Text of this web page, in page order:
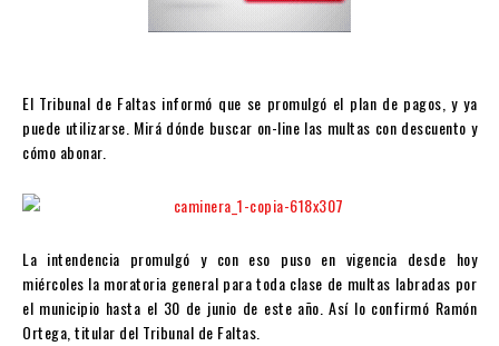
El Tribunal de Faltas informó que se promulgó el plan de pagos, y ya
puede utilizarse. Mirá dónde buscar on-line las multas con descuento y
cómo abonar.
La intendencia promulgó y con eso puso en vigencia desde hoy
miércoles la moratoria general para toda clase de multas labradas por
el municipio hasta el 30 de junio de este año. Así lo confirmó Ramón
Ortega, titular del Tribunal de Faltas.